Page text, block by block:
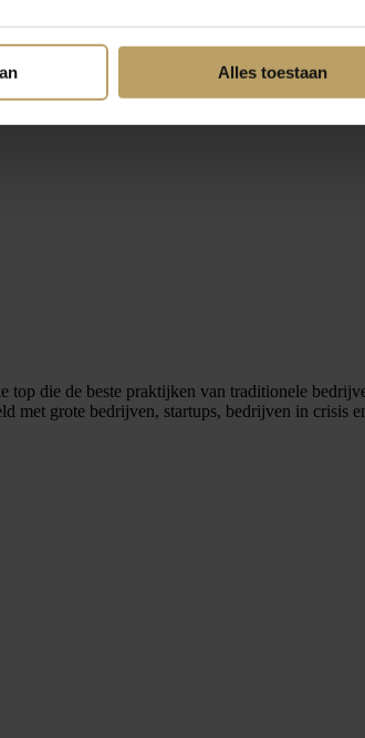
Alles toestaan
die de beste praktijken van traditionele
met grote bedrijven, startups, bedrijven in crisis